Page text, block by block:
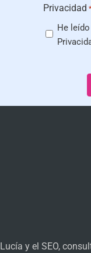
Privacidad
He
Lucía y el SEO,